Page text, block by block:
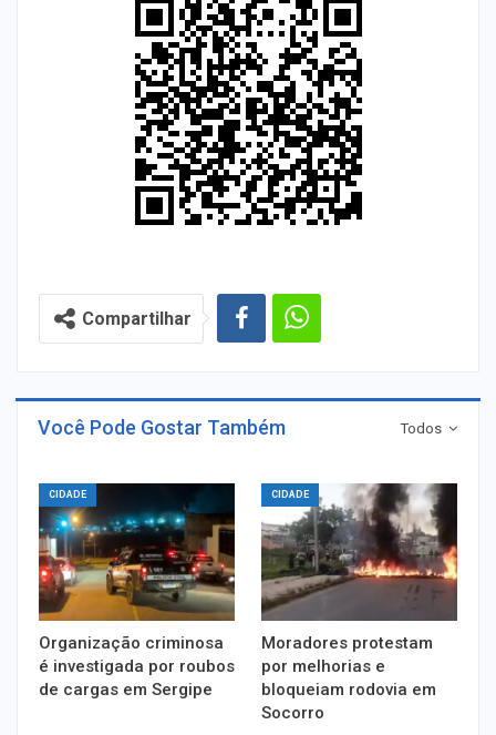
Compartilhar
Todos
Você Pode Gostar Também
CIDADE
Organização criminosa
é investigada por roubos
de cargas em Sergipe
CIDADE
Moradores protestam
por melhorias e
bloqueiam rodovia em
Socorro